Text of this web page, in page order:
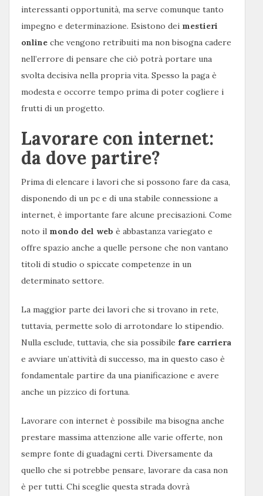
interessanti opportunità, ma serve comunque tanto
impegno e determinazione. Esistono dei mestieri
online che vengono retribuiti ma non bisogna cadere
nell’errore di pensare che ciò potrà portare una
svolta decisiva nella propria vita. Spesso la paga è
modesta e occorre tempo prima di poter cogliere i
frutti di un progetto.
Lavorare con internet:
da dove partire?
Prima di elencare i lavori che si possono fare da casa,
disponendo di un pc e di una stabile connessione a
internet, è importante fare alcune precisazioni. Come
noto il mondo del web è abbastanza variegato e
offre spazio anche a quelle persone che non vantano
titoli di studio o spiccate competenze in un
determinato settore.
La maggior parte dei lavori che si trovano in rete,
tuttavia, permette solo di arrotondare lo stipendio.
Nulla esclude, tuttavia, che sia possibile fare carriera
e avviare un’attività di successo, ma in questo caso è
fondamentale partire da una pianificazione e avere
anche un pizzico di fortuna.
Lavorare con internet è possibile ma bisogna anche
prestare massima attenzione alle varie offerte, non
sempre fonte di guadagni certi. Diversamente da
quello che si potrebbe pensare, lavorare da casa non
è per tutti. Chi sceglie questa strada dovrà